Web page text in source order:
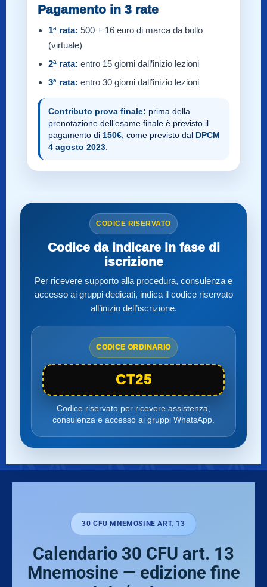
Pagamento in 3 rate
1ª rata: 500 + 16 euro di marca da bollo
(virtuale)
2ª rata: entro 15 giorni dall’inizio lezioni
3ª rata: entro 30 giorni dall’inizio lezioni
Contributo prova finale: prima della
prenotazione dell’esame finale è previsto il
pagamento di 150€ , come previsto dal DPCM
4 agosto 2023
CODICE RISERVATO
Codice da indicare in fase di
iscrizione
Per ricevere supporto alla procedura, consulenza e
accesso ai gruppi dedicati, indica il codice riservato
all’inizio dell’iscrizione.
CODICE ORDINARIO
CT25
Codice riservato per ricevere assistenza,
consulenza e accesso ai gruppi WhatsApp.
30 CFU MNEMOSINE ART. 13
Calendario 30 CFU art. 13
Mnemosine — edizione fine